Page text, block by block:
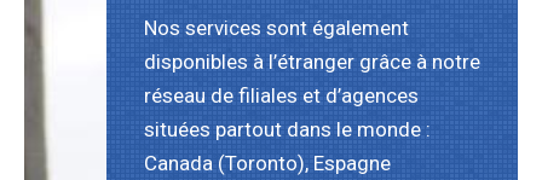
Nos services sont également
disponibles à l’étranger grâce à notre
réseau de filiales et d’agences
situées partout dans le monde :
Canada (Toronto), Espagne